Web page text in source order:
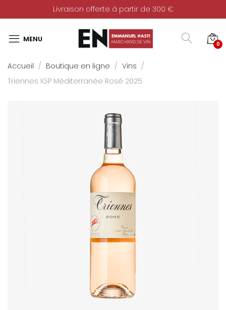
Livraison offerte à partir de 300 €
0
Accueil Boutique en ligne
Vins
Triennes IGP Méditerranée Rosé 2025